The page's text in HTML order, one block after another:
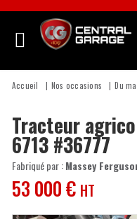
Accueil Nos occasions Du
Tracteur
6713#36777
53 000€ HT
Fabriqué par :Massey